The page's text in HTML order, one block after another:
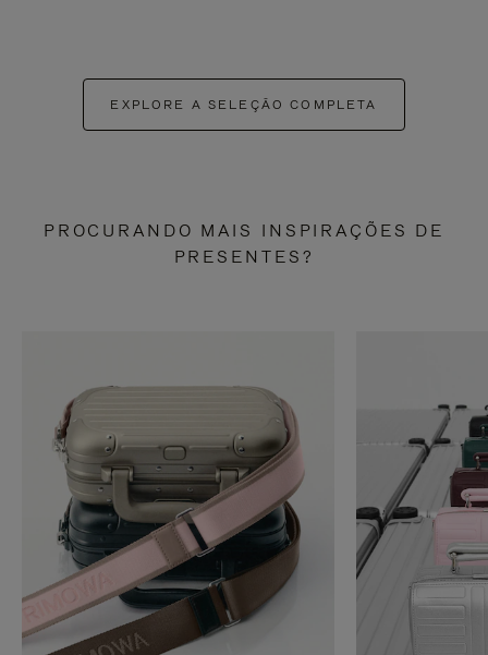
EXPLORE A SELEÇÃO COMPLETA
PROCURANDO MAIS INSPIRAÇÕES DE
PRESENTES?